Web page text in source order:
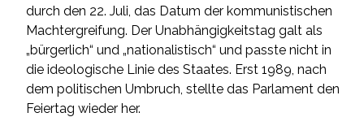
durch den 22. Juli, das Datum der kommunistischen
Machtergreifung. Der Unabhängigkeitstag galt als
„bürgerlich“ und „nationalistisch“ und passte nicht in
die ideologische Linie des Staates. Erst 1989, nach
dem politischen Umbruch, stellte das Parlament den
Feiertag wieder her.